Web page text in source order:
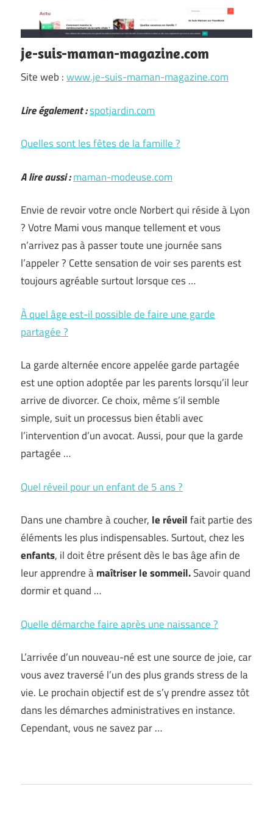
je-suis-maman-magazine.com
Site web :www.je-suis-maman-magazine.com
Lire également :spotjardin.com
Quelles sont les fêtes de la famille ?
A lire aussi :maman-modeuse.com
Envie de revoir votre oncle Norbert qui réside à Lyon
? Votre Mami vous manque tellement et vous
n’arrivez pas à passer toute une journée sans
l’appeler ? Cette sensation de voir ses parents est
toujours agréable surtout lorsque ces …
À quel âge est-il possible de faire une garde
partagée ?
La garde alternée encore appelée garde partagée
est une option adoptée par les parents lorsqu’il leur
arrive de divorcer. Ce choix, même s’il semble
simple, suit un processus bien établi avec
l’intervention d’un avocat. Aussi, pour que la garde
partagée …
Quel réveil pour un enfant de 5 ans ?
Dans une chambre à coucher, le réveilfait partie des
éléments les plus indispensables. Surtout, chez les
enfants, il doit être présent dès le bas âge afin de
leur apprendre àmaîtriser le sommeil.Savoir quand
dormir et quand …
Quelle démarche faire après une naissance ?
L’arrivée d’un nouveau-né est une source de joie, car
vous avez traversé l’un des plus grands stress de la
vie. Le prochain objectif est de s’y prendre assez tôt
dans les démarches administratives en instance.
Cependant, vous ne savez par …